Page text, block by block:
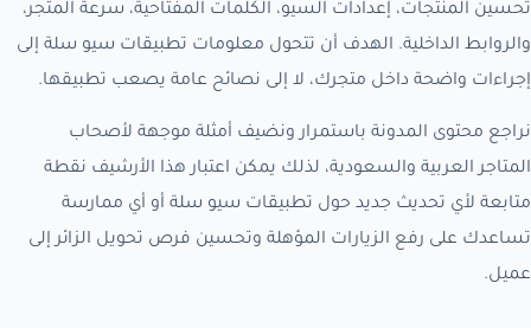
تحسين المنتجات، إعدادات السيو، الكلمات المفتاحية، سرعة المتجر،
والروابط الداخلية. الهدف أن تتحول معلومات تطبيقات سيو سلة إلى
إجراءات واضحة داخل متجرك، لا إلى نصائح عامة يصعب تطبيقها.
نراجع محتوى المدونة باستمرار ونضيف أمثلة موجهة لأصحاب
المتاجر العربية والسعودية، لذلك يمكن اعتبار هذا الأرشيف نقطة
متابعة لأي تحديث جديد حول تطبيقات سيو سلة أو أي ممارسة
تساعدك على رفع الزيارات المؤهلة وتحسين فرص تحويل الزائر إلى
عميل.